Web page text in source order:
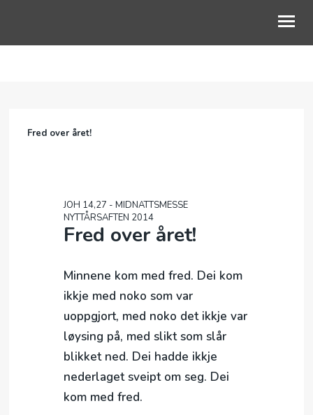
BLI MED
LIVETS VEG
KALENDER
Fred over året!
JOH 14,27 - MIDNATTSMESSE
NYTTÅRSAFTEN 2014
Fred over året!
Minnene kom med fred. Dei kom
ikkje med noko som var
uoppgjort, med noko det ikkje var
løysing på, med slikt som slår
blikket ned. Dei hadde ikkje
nederlaget sveipt om seg. Dei
kom med fred.